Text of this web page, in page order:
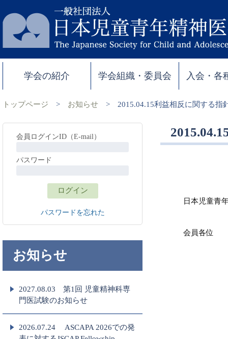
学会の紹介 学会組織・委員会 入会・各
トップページ > お知らせ > 2015.04.15利益相反に関する
日本児童青
会員各位
会員ログインID（E-mail）
パスワード
パスワードを忘れた
お知らせ
2027.08.03 第1回 児童精神科専
門医試験のお知らせ
2026.07.24 ASCAPA 2026での発